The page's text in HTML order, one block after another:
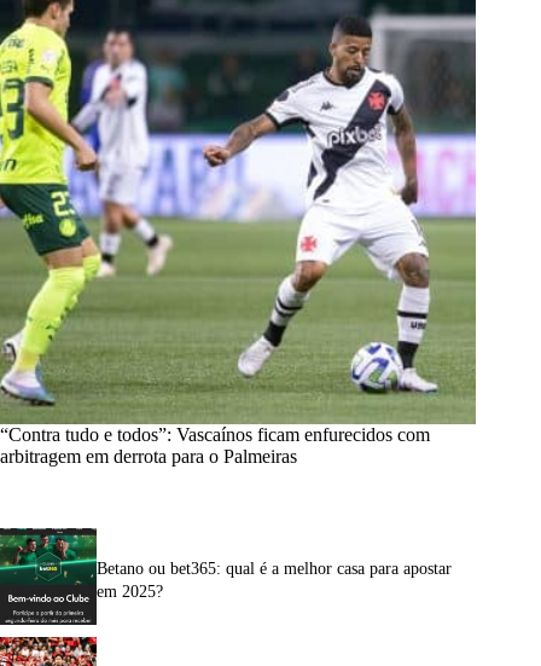
“Contra tudo e todos”: Vascaínos ficam enfurecidos com
arbitragem em derrota para o Palmeiras
Betano ou bet365: qual é a melhor casa para apostar
em 2025?